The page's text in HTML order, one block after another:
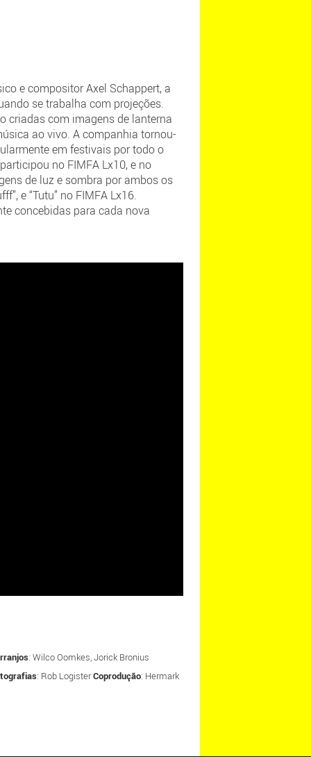
e compositor Axel Schappert, a
se trabalha com projeções.
criadas com imagens de lanterna
ao vivo. A companhia tornou-
em festivais por todo o
no FIMFA Lx10, e no
de luz e sombra por ambos os
e “Tutu” no FIMFA Lx16.
concebidas para cada nova
: Wilco Oomkes, Jorick Bronius
: Rob LogisterCoprodução: Hermark